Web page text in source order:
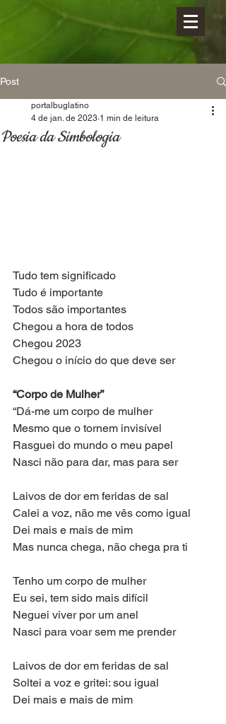
Post
Poesia da Simbologia
portalbuglatino
4 de jan. de 2023 1 min de leitura
Tudo tem significado
Tudo é importante
Todos são importantes
Chegou a hora de todos
Chegou 2023
Chegou o início do que deve ser
“Corpo de Mulher”
“Dá-me um corpo de mulher
Mesmo que o tornem invisível
Rasguei do mundo o meu papel
Nasci não para dar, mas para ser
Laivos de dor em feridas de sal
Calei a voz, não me vês como igual
Dei mais e mais de mim
Mas nunca chega, não chega pra ti
Tenho um corpo de mulher
Eu sei, tem sido mais difícil
Neguei viver por um anel
Nasci para voar sem me prender
Laivos de dor em feridas de sal
Soltei a voz e gritei: sou igual
Dei mais e mais de mim